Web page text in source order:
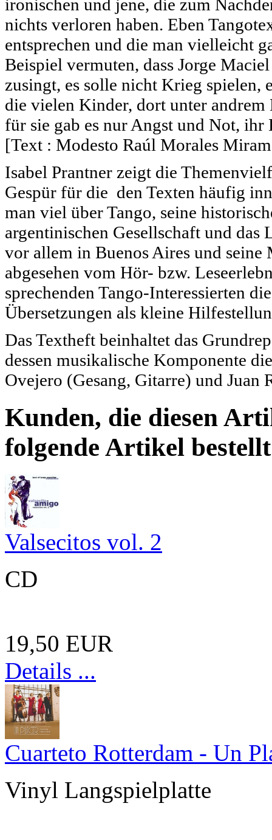
ironischen und jene, die zum
nichts verloren haben. Eben
entsprechen und die man vielleicht
Beispiel vermuten, dass Jorge
zusingt, es solle nicht Krieg spielen,
die vielen Kinder, dort unter
für sie gab es nur Angst und Not,
[Text : Modesto Raúl Morales
Isabel Prantner zeigt die
Gespür für die den Texten häufig
man viel über Tango, seine
argentinischen Gesellschaft und
vor allem in Buenos Aires und seine
abgesehen vom Hör- bzw.
sprechenden Tango-Interessierten
Übersetzungen als kleine
Das Textheft beinhaltet das
dessen musikalische Komponente
Ovejero (Gesang, Gitarre) und
Kunden, die diesen
folgende Artikel
Valsecitos vol. 2
CD
19,50 EUR
Details ...
Cuarteto Rotterdam - Un
Vinyl Langspielplatte